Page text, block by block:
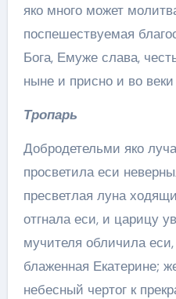
яко много может
поспешествуемая
Бога, Емуже слава,
ныне и присно и во
Тропарь
Добродетельми яко
просветила еси
пресветлая луна
отгнала еси, и царицу
мучителя обличила
блаженная Екатерине;
небесный чертог к